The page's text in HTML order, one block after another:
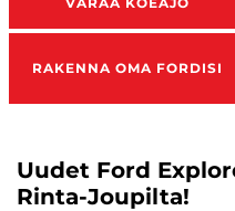
RAKENNA OMA FORDISI
Uudet Ford
Rinta-Joupilta!